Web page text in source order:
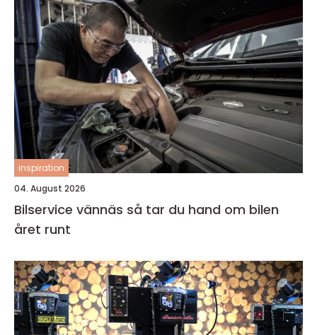
inspiration
04. August 2026
Bilservice vännäs så tar du hand om bilen
året runt